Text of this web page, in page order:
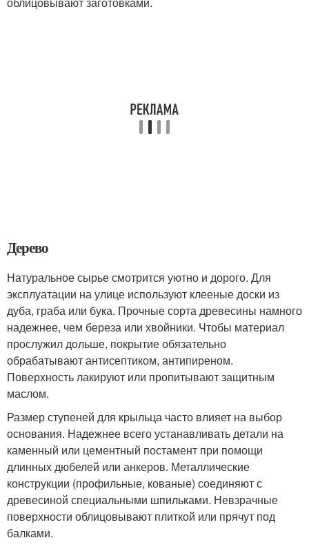
Дерево
Натуральное сырье смотрится уютно и дорого. Для
эксплуатации на улице используют клееные доски из
дуба, граба или бука. Прочные сорта древесины намного
надежнее, чем береза или хвойники. Чтобы материал
прослужил дольше, покрытие обязательно
обрабатывают антисептиком, антипиреном.
Поверхность лакируют или пропитывают защитным
маслом.
Размер ступеней для крыльца часто влияет на выбор
основания. Надежнее всего устанавливать детали на
каменный или цементный постамент при помощи
длинных дюбелей или анкеров. Металлические
конструкции (профильные, кованые) соединяют с
древесиной специальными шпильками. Невзрачные
поверхности облицовывают плиткой или прячут под
балками.